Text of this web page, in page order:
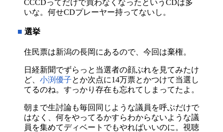
CCCDってだけで買わなくなったというCDは多
いな。何せCDプレーヤー持ってないし。
■ 選挙
住民票は新潟の長岡にあるので、今回は棄権。
日経新聞でずらっと当選者の顔ぶれを見てみたけ
ど、 小渕優子とか次点に14万票とかつけて当選し
てるのね。すっかり存在も忘れてしまってたよ。
朝まで生討論も毎回同じような議員を呼ぶだけで
はなく、何をやってるかすらわからないような議
員を集めてディベートでもやればいいのに。視聴